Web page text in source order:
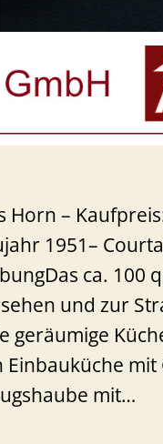
Horn –
1951–
ca. 100
und zur
geräumige
mit…